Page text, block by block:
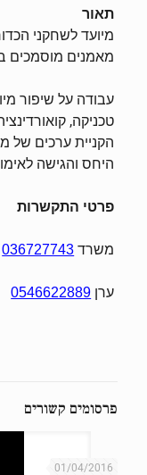
תאור
מיועד לשחקני
מאמנים מוסמכים
עבודה על שיפור
טכניקה,
הקניית ערכים של
היחס והגישה
פרטי התקשרות
משרד 036727743
ערן 0546622889
פרסומים קשורים
01/04/2016